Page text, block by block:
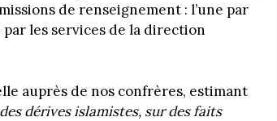
de renseignement : l’une par
par les services de la direction
auprès de nos confrères, estimant
dérives islamistes, sur des faits